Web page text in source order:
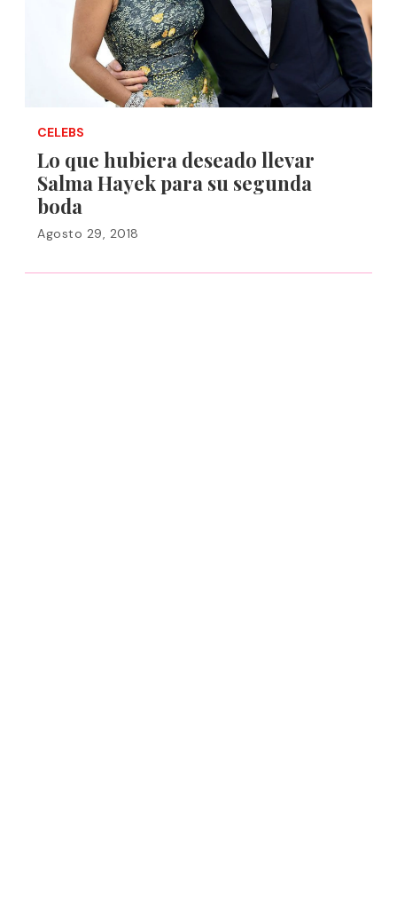
CELEBS
Lo que hubiera deseado llevar
Salma Hayek para su segunda
boda
Agosto 29, 2018